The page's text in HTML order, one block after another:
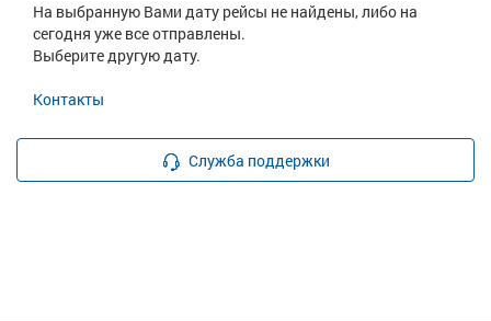
На выбранную Вами дату рейсы не найдены, либо на
сегодня уже все отправлены.
Выберите другую дату.
Контакты
Служба поддержки